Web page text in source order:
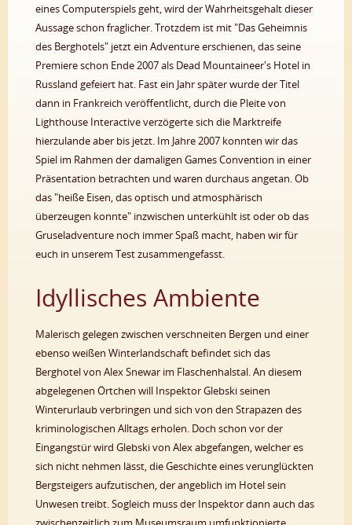
eines Computerspiels geht, wird der Wahrheitsgehalt dieser
Aussage schon fraglicher. Trotzdem ist mit "Das Geheimnis
des Berghotels" jetzt ein Adventure erschienen, das seine
Premiere schon Ende 2007 als Dead Mountaineer's Hotel in
Russland gefeiert hat. Fast ein Jahr später wurde der Titel
dann in Frankreich veröffentlicht, durch die Pleite von
Lighthouse Interactive verzögerte sich die Marktreife
hierzulande aber bis jetzt. Im Jahre 2007 konnten wir das
Spiel im Rahmen der damaligen Games Convention in einer
Präsentation betrachten und waren durchaus angetan. Ob
das "heiße Eisen, das optisch und atmosphärisch
überzeugen konnte" inzwischen unterkühlt ist oder ob das
Gruseladventure noch immer Spaß macht, haben wir für
euch in unserem Test zusammengefasst.
Idyllisches Ambiente
Malerisch gelegen zwischen verschneiten Bergen und einer
ebenso weißen Winterlandschaft befindet sich das
Berghotel von Alex Snewar im Flaschenhalstal. An diesem
abgelegenen Örtchen will Inspektor Glebski seinen
Winterurlaub verbringen und sich von den Strapazen des
kriminologischen Alltags erholen. Doch schon vor der
Eingangstür wird Glebski von Alex abgefangen, welcher es
sich nicht nehmen lässt, die Geschichte eines verunglückten
Bergsteigers aufzutischen, der angeblich im Hotel sein
Unwesen treibt. Sogleich muss der Inspektor dann auch das